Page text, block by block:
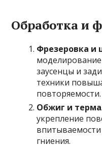
Обработка и
Фрезеровка и
заусенцы и
техники
повторяемости.
Обжиг и
укрепление
гниения.